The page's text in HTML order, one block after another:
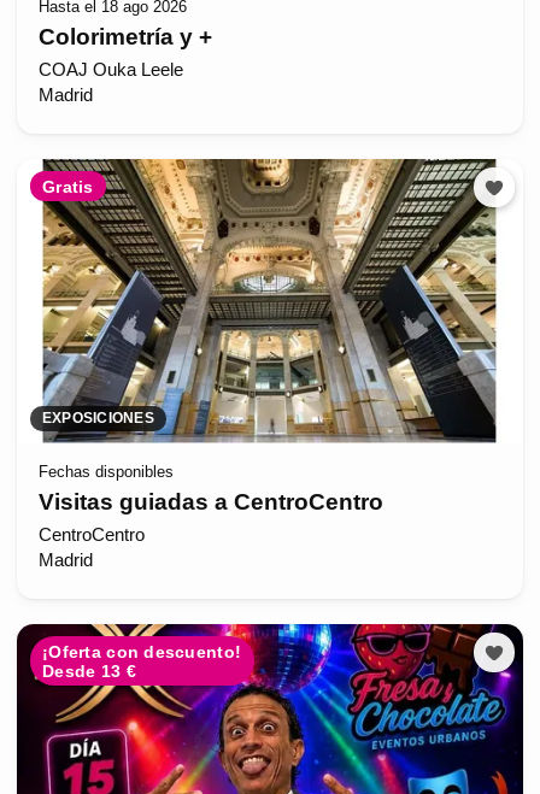
Hasta el 18 ago 2026
Colorimetría y +
COAJ Ouka Leele
Madrid
Gratis
EXPOSICIONES
Fechas disponibles
Visitas guiadas a CentroCentro
CentroCentro
Madrid
¡Oferta con descuento!
Desde 13 €